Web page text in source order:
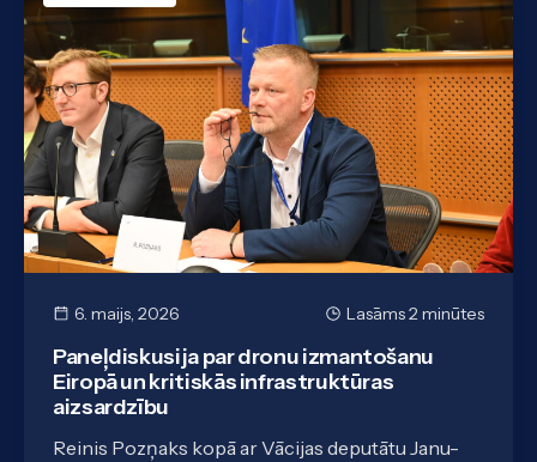
6. maijs, 2026 Lasāms 2 minūtes
Paneļdiskusija par dronu izmantošanu
Eiropā un kritiskās infrastruktūras
aizsardzību
Reinis Pozņaks kopā ar Vācijas deputātu Janu-